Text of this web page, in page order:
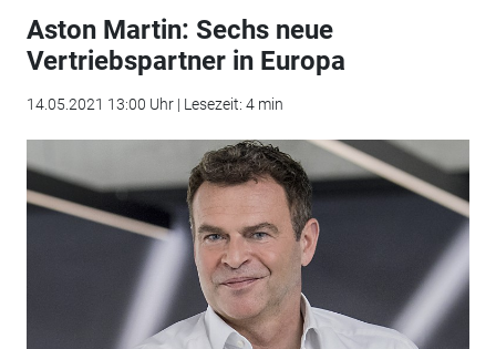
Aston Martin: Sechs neue
Vertriebspartner in Europa
14.05.2021 13:00 Uhr | Lesezeit: 4 min